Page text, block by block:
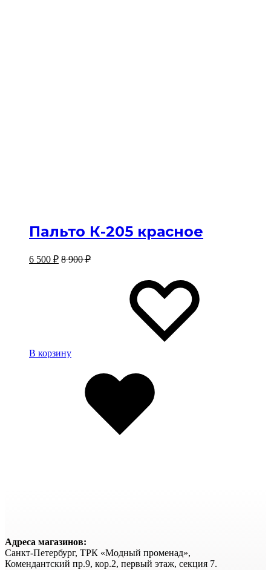
Пальто К-205 красное
6 500 ₽ 8 900₽
В корзину
Адреса магазинов:
Санкт-Петербург, ТРК «Модный променад»,
Комендантский пр.9, кор.2, первый этаж, секция 7.